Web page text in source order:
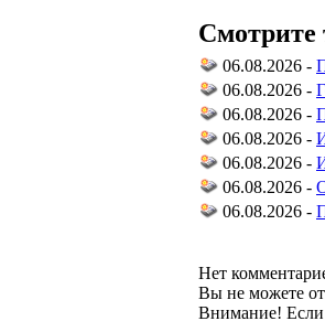
Смотрите
06.08.2026 -
06.08.2026 -
06.08.2026 -
06.08.2026 -
06.08.2026 -
06.08.2026 -
06.08.2026 -
Нет
Вы не можете
Внимание! Если